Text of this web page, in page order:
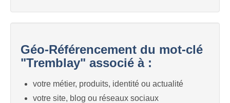
Géo-Référencement du mot-clé
"Tremblay" associé à :
votre métier, produits, identité ou actualité
votre site, blog ou réseaux sociaux